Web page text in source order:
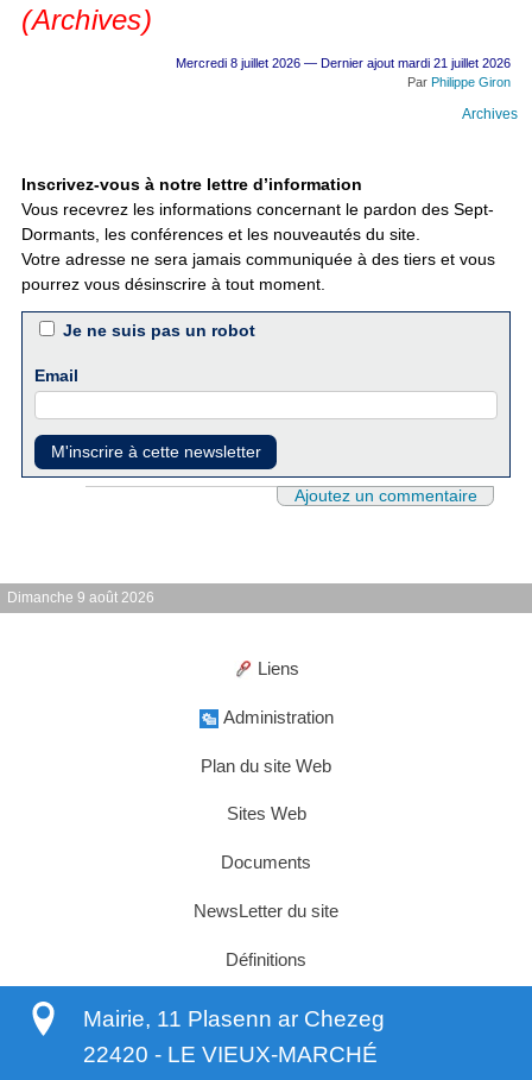
(Archives)
Mercredi 8 juillet 2026 — Dernier ajout mardi 21 juillet 2026
Par Philippe Giron
Archives
Inscrivez-vous à notre lettre d’information
Vous recevrez les informations concernant le pardon des Sept-
Dormants, les conférences et les nouveautés du site.
Votre adresse ne sera jamais communiquée à des tiers et vous
pourrez vous désinscrire à tout moment.
Je ne suis pas un robot
Email
Ajoutez un commentaire
Dimanche 9 août 2026
Liens
Administration
Plan du site Web
Sites Web
Documents
NewsLetter du site
Définitions
Mairie, 11 Plasenn ar Chezeg
22420 - LE VIEUX-MARCHÉ